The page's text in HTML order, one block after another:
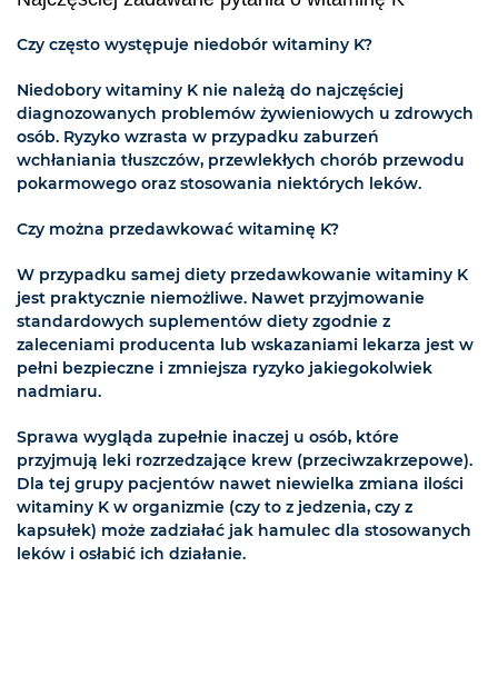
Czy często występuje niedobór witaminy K?
Niedobory witaminy K nie należą do najczęściej
diagnozowanych problemów żywieniowych u zdrowych
osób. Ryzyko wzrasta w przypadku zaburzeń
wchłaniania tłuszczów, przewlekłych chorób przewodu
pokarmowego oraz stosowania niektórych leków.
Czy można przedawkować witaminę K?
W przypadku samej diety przedawkowanie witaminy K
jest praktycznie niemożliwe. Nawet przyjmowanie
standardowych suplementów diety zgodnie z
zaleceniami producenta lub wskazaniami lekarza jest w
pełni bezpieczne i zmniejsza ryzyko jakiegokolwiek
nadmiaru.
Sprawa wygląda zupełnie inaczej u osób, które
przyjmują leki rozrzedzające krew (przeciwzakrzepowe).
Dla tej grupy pacjentów nawet niewielka zmiana ilości
witaminy K w organizmie (czy to z jedzenia, czy z
kapsułek) może zadziałać jak hamulec dla stosowanych
leków i osłabić ich działanie.